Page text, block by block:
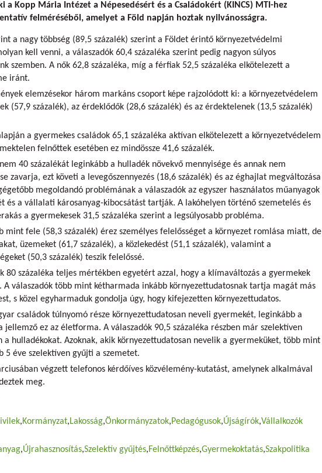
a Kopp Mária Intézet a Népesedésért és a Családokért (KINCS) MTI-hez
felméréséből, amelyet a Föld napján hoztak nyilvánosságra.
a nagy többség (89,5 százalék) szerint a Földet érintő környezetvédelmi
kell venni, a válaszadók 60,4 százaléka szerint pedig nagyon súlyos
szemben. A nők 62,8 százaléka, míg a férfiak 52,5 százaléka elkötelezett a
iránt.
elemzésekor három markáns csoport képe rajzolódott ki: a környezetvédelem
(57,9 százalék), az érdeklődők (28,6 százalék) és az érdektelenek (13,5 százalék)
a gyermekes családok 65,1 százaléka aktívan elkötelezett a környezetvédelem
felnőttek esetében ez mindössze 41,6 százalék.
40 százalékát leginkább a hulladék növekvő mennyisége és annak nem
zavarja, ezt követi a levegőszennyezés (18,6 százalék) és az éghajlat megváltozása
megoldandó problémának a válaszadók az egyszer használatos műanyagok
és a vállalati károsanyag-kibocsátást tartják. A lakóhelyen történő szemetelés és
a gyermekesek 31,5 százaléka szerint a legsúlyosabb probléma.
mint fele (58,3 százalék) érez személyes felelősséget a környezet romlása miatt, de
üzemeket (61,7 százalék), a közlekedést (51,1 százalék), valamint a
(50,3 százalék) teszik felelőssé.
80 százaléka teljes mértékben egyetért azzal, hogy a klímaváltozás a gyermekek
A válaszadók több mint kétharmada inkább környezettudatosnak tartja magát más
s közel egyharmaduk gondolja úgy, hogy kifejezetten környezettudatos.
családok túlnyomó része környezettudatosan neveli gyermekét, leginkább a
jellemző ez az életforma. A válaszadók 90,5 százaléka részben már szelektíven
a hulladékokat. Azoknak, akik környezettudatosan nevelik a gyermeküket, több mint
5 éve szelektíven gyűjti a szemetet.
végzett telefonos kérdőíves közvélemény-kutatást, amelynek alkalmával
meg.
Kormányzat Lakosság Önkormányzatok Pedagógusok Újságírók Vállalkozók
Újrahasznosítás Szelektív gyűjtés Felnőttképzés Gyermekoktatás Szakpolitika